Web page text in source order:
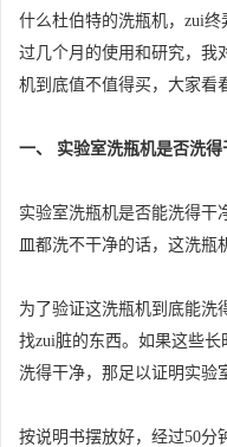
什么杜伯特的洗瓶机，zui
过几个月的使用和研究，我
机到底值不值得买，大家看
一、 实验室洗瓶机是否洗得
实验室洗瓶机是否能洗得干
皿都洗不干净的话，这洗瓶
为了验证这洗瓶机到底能洗
找zui脏的东西。如果这些
洗得干净，那足以证明实验
按说明书摆放好，经过50分